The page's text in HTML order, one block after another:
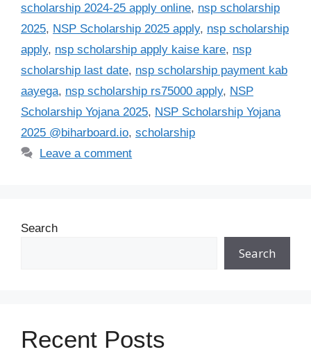
scholarship 2024-25 apply online, nsp scholarship
2025, NSP Scholarship 2025 apply, nsp scholarship
apply, nsp scholarship apply kaise kare, nsp
scholarship last date, nsp scholarship payment kab
aayega, nsp scholarship rs75000 apply, NSP
Scholarship Yojana 2025, NSP Scholarship Yojana
2025 @biharboard.io, scholarship
Leave a comment
Search
Search
Recent Posts